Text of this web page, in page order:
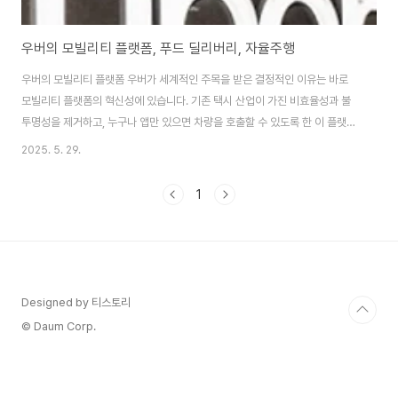
우버의 모빌리티 플랫폼, 푸드 딜리버리, 자율주행
우버의 모빌리티 플랫폼 우버가 세계적인 주목을 받은 결정적인 이유는 바로
모빌리티 플랫폼의 혁신성에 있습니다. 기존 택시 산업이 가진 비효율성과 불
투명성을 제거하고, 누구나 앱만 있으면 차량을 호출할 수 있도록 한 이 플랫폼
은 도시 교통에 새로운 기준을 제시했습니다. 사용자는 실시간으로 차량의 위
고 안심하고 탑승할 수 있는 구조입니다. 특히 우버는 지역별 수요에 따라 다양
2025. 5. 29.
1
Designed by 티스토리
© Daum Corp.